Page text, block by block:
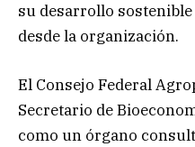
su desarrollo
desde la organización.
El Consejo Federal
Secretario de
como un órgano